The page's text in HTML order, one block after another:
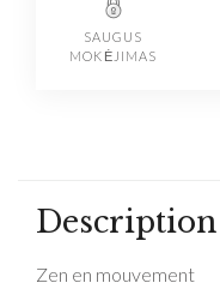
SAUGUS
MOKĖJIMAS
Description
Zen en mouvement